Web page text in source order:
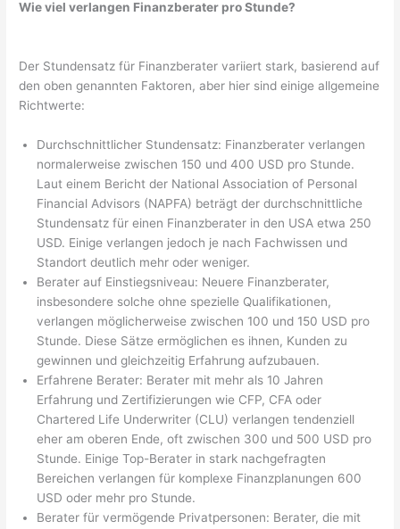
Wie viel verlangen Finanzberater pro Stunde?
Der Stundensatz für Finanzberater variiert stark, basierend auf
den oben genannten Faktoren, aber hier sind einige allgemeine
Richtwerte:
Durchschnittlicher Stundensatz: Finanzberater verlangen
normalerweise zwischen 150 und 400 USD pro Stunde.
Laut einem Bericht der National Association of Personal
Financial Advisors (NAPFA) beträgt der durchschnittliche
Stundensatz für einen Finanzberater in den USA etwa 250
USD. Einige verlangen jedoch je nach Fachwissen und
Standort deutlich mehr oder weniger.
Berater auf Einstiegsniveau: Neuere Finanzberater,
insbesondere solche ohne spezielle Qualifikationen,
verlangen möglicherweise zwischen 100 und 150 USD pro
Stunde. Diese Sätze ermöglichen es ihnen, Kunden zu
gewinnen und gleichzeitig Erfahrung aufzubauen.
Erfahrene Berater: Berater mit mehr als 10 Jahren
Erfahrung und Zertifizierungen wie CFP, CFA oder
Chartered Life Underwriter (CLU) verlangen tendenziell
eher am oberen Ende, oft zwischen 300 und 500 USD pro
Stunde. Einige Top-Berater in stark nachgefragten
Bereichen verlangen für komplexe Finanzplanungen 600
USD oder mehr pro Stunde.
Berater für vermögende Privatpersonen: Berater, die mit